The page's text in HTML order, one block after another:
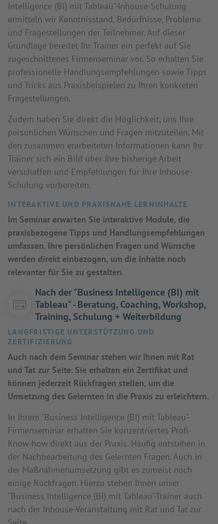
Intelligence (BI) mit Tableau"-Inhouse-Schulung
ermitteln wir Kenntnisstand, Bedürfnisse, Probleme
und Fragestellungen der Teilnehmer. Auf dieser
Grundlage bereitet Ihr Trainer ein perfekt auf Sie
zugeschnittenes Firmenseminar vor. So erhalten Sie
professionelle Handlungsempfehlungen sowie Tipps
und Tricks aus Praxisbeispielen zu Ihren konkreten
Fragestellungen.
Zudem haben Sie direkt die Möglichkeit, uns Ihre
persönlichen Wünschen und Fragen mitzuteilen. Mit
den zusammen erarbeiteten Informationen kann Ihr
Trainer sich ein Bild über Ihre bisherige Arbeit
verschaffen und Empfehlungen für Ihre Inhouse-
Schulung vorbereiten.
INTERAKTIVE UND PRAXISNAHE LERNINHALTE
Im Seminar erwarten Sie interaktive Module, die
praxisbezogene Tipps und Handlungsempfehlungen
umfassen. Ihre persönlichen Fragen und Wünsche
werden direkt einbezogen, um die Inhalte noch
relevanter für Sie zu gestalten.
Nach der "Business Intelligence (BI) mit
Tableau" - Beratung, Coaching, Workshop,
Training, Schulung + Weiterbildung
LANGFRISTIGE UNTERSTÜTZUNG UND
ZERTIFIZIERUNG
Auch nach dem Seminar stehen wir Ihnen mit Rat
und Tat zur Seite. Sie erhalten ein Zertifikat und
können jederzeit Rückfragen stellen, um die
Umsetzung des Gelernten in die Praxis zu erleichtern.
In Ihrem "Business Intelligence (BI) mit Tableau"-
Firmenseminar erhalten Sie konzentriertes Profi-
Know-how direkt aus der Praxis. Häufig entstehen in
der Nachbearbeitung des Gelernten Fragen. Auch in
der Maßnahmenumsetzung gibt es zumeist noch
einige Rückfragen. Hierzu stehen Ihnen unser
"Business Intelligence (BI) mit Tableau"-Trainer auch
nach der Inhouse-Veranstaltung mit Rat und Tat zur